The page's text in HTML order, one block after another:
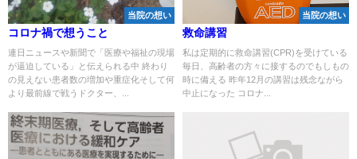
当院の想い
コロナ禍で想うこと
連日ニュースや新聞で「医療や福祉の現場
が逼迫している」と伝えられる中 終わり
の見えない患者数の増加や重症化そして何
より最前線で戦うドクター、...
当院の想い
救命講習
私は定期的に救命講習(CPR)を受けている
毎日、高齢者の方々に接するのでもしもの
時に備える 昨年12月の講習は残念ながら
中止になった コロナ...